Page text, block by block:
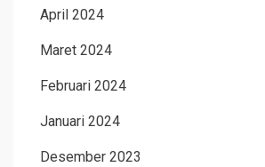
April 2024
Maret 2024
Februari 2024
Januari 2024
Desember 2023